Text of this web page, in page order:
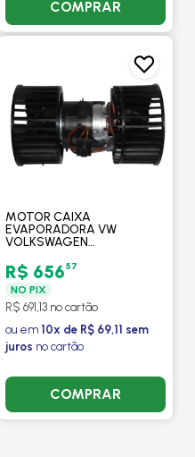
COMPRAR
MOTOR CAIXA
EVAPORADORA VW
VOLKSWAGEN
VALEO
R$ 65657
NO PIX
R$ 691,13 no cartão
ou em 10x de R$ 69,11 sem
juros no cartão
COMPRAR